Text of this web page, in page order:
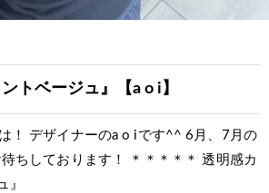
トベージュ』【a o i】
！ デザイナーのa o iです^^ 6月、7月の
ちしております！ ＊＊＊＊＊ 透明感カ
』